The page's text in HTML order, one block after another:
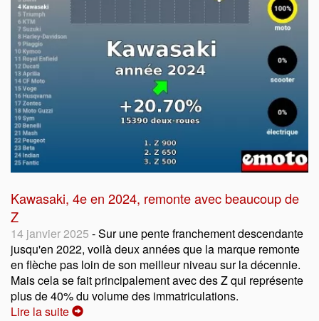
Kawasaki, 4e en 2024, remonte avec beaucoup de
Z
14 janvier 2025 - Sur une pente franchement descendante
jusqu'en 2022, voilà deux années que la marque remonte
en flèche pas loin de son meilleur niveau sur la décennie.
Mais cela se fait principalement avec des Z qui représente
plus de 40% du volume des immatriculations.
Lire la suite